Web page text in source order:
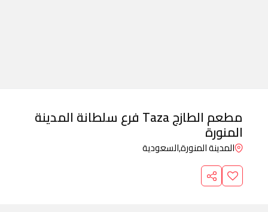
مطعم الطازج Taza فرع سلطانة المدينة
المنورة
المدينة المنورة,السعودية